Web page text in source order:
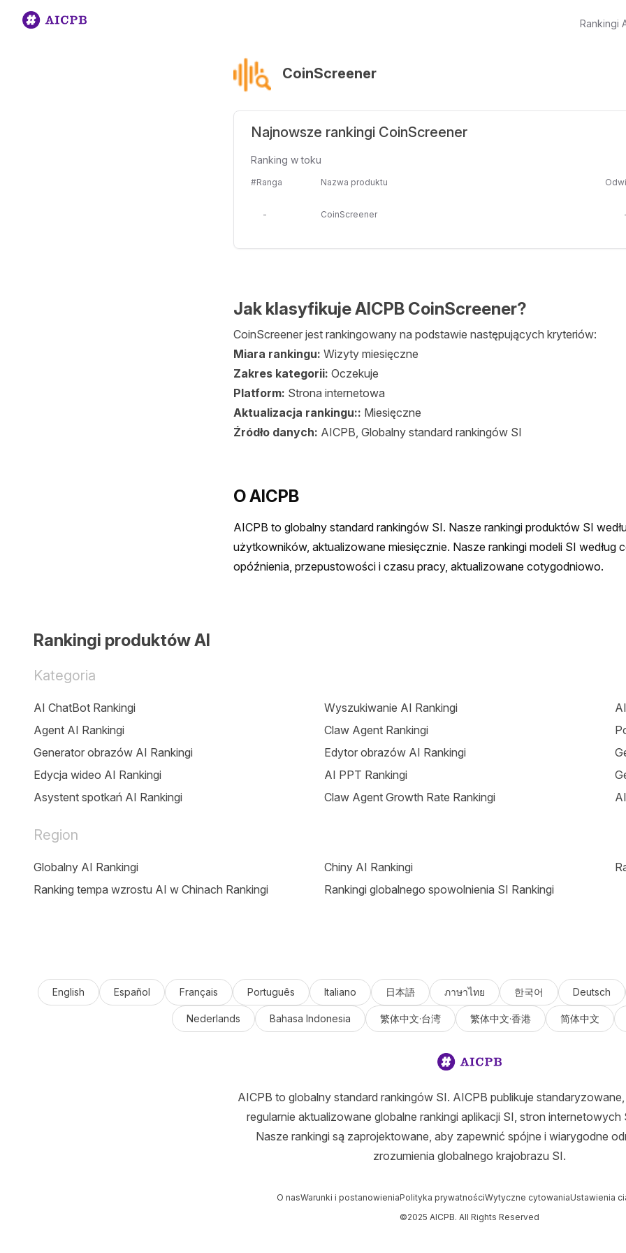
Rankingi
CoinScreener
Najnowsze rankingi CoinScreener
Ranking w toku
#Ranga Nazwa produktu
- CoinScreener
Jak klasyfikuje AICPB CoinScreener?
CoinScreener jest rankingowany na podstawie następujących kryteriów:
Miara rankingu: Wizyty miesięczne
Zakres kategorii: Oczekuje
Platform: Strona internetowa
Aktualizacja rankingu:: Miesięczne
Źródło danych: AICPB, Globalny standard rankingów SI
O AICPB
AICPB to globalny standard rankingów SI. Nasze rankingi produktów SI
użytkowników, aktualizowane miesięcznie. Nasze rankingi modeli SI według
opóźnienia, przepustowości i czasu pracy, aktualizowane cotygodniowo.
Rankingi produktów AI
Kategoria
AI ChatBot Rankingi Wyszukiwanie AI Rankingi
Agent AI Rankingi
Claw Agent Rankingi
Generator obrazów AI Rankingi
Edytor obrazów AI Rankingi
Edycja wideo AI Rankingi
AI PPT Rankingi
Asystent spotkań AI Rankingi
Claw Agent Growth Rate Rankingi
Region
Globalny AI Rankingi Chiny AI Rankingi
Ranking tempa wzrostu AI w Chinach Rankingi
Rankingi globalnego spowolnienia SI Rankingi
English Español Français Português Italiano 日本語 ภาษาไทย 한국어 Deutsch
Nederlands Bahasa Indonesia 繁体中文·台湾 繁体中文·香港 简体中文
AICPB to globalny standard rankingów SI. AICPB publikuje
regularnie aktualizowane globalne rankingi aplikacji SI, stron internetowych
Nasze rankingi są zaprojektowane, aby zapewnić spójne i wiarygodne
zrozumienia globalnego krajobrazu SI.
O nasWarunki i postanowieniaPolityka prywatnościWytyczne cytowaniaUstawienia
©2025 AICPB. All Rights Reserved